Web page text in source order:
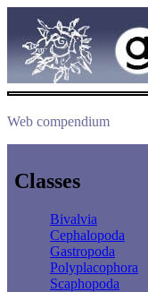
Web compendium
Classes
Bivalvia
Cephalopoda
Gastropoda
Polyplacophora
Scaphopoda